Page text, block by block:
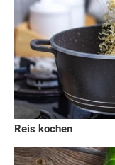
Reis kochen